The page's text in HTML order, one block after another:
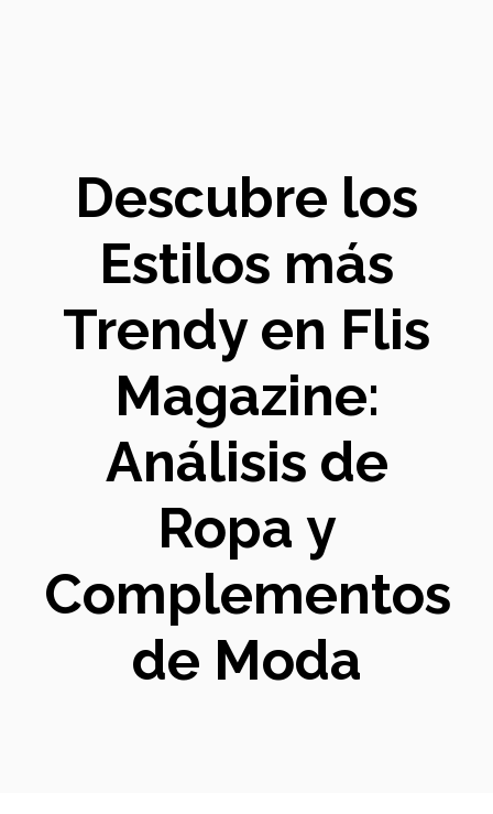
Descubre los
Estilos más
Trendy en Flis
Magazine:
Análisis de
Ropa y
Complementos
de Moda